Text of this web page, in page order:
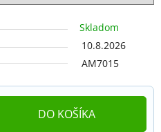
Skladom
10.8.2026
AM7015
DO KOŠÍKA